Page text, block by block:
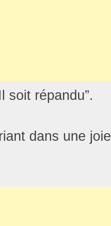
soit répandu”.
dans une joie